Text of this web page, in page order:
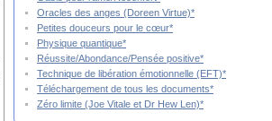
Oracles des anges (Doreen Virtue)*
Petites douceurs pour le cœur*
Physique quantique*
Réussite/Abondance/Pensée positive*
Technique de libération émotionnelle (EFT)*
Téléchargement de tous les documents*
Zéro limite (Joe Vitale et Dr Hew Len)*